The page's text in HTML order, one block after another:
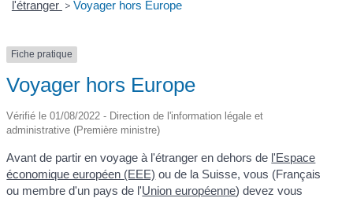
l'étranger > Voyager hors Europe
Fiche pratique
Voyager hors Europe
Vérifié le 01/08/2022 - Direction de l'information légale et
administrative (Première ministre)
Avant de partir en voyage à l'étranger en dehors de l'Espace
économique européen (EEE) ou de la Suisse, vous (Français
ou membre d'un pays de l'Union européenne) devez vous